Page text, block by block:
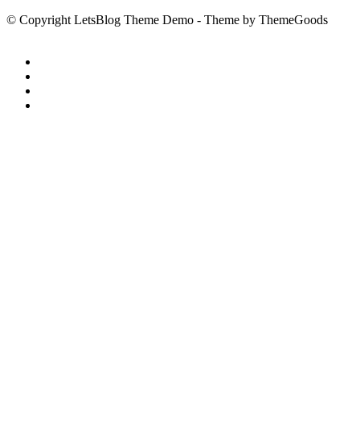
© Copyright LetsBlog Theme Demo - Theme by ThemeGoods